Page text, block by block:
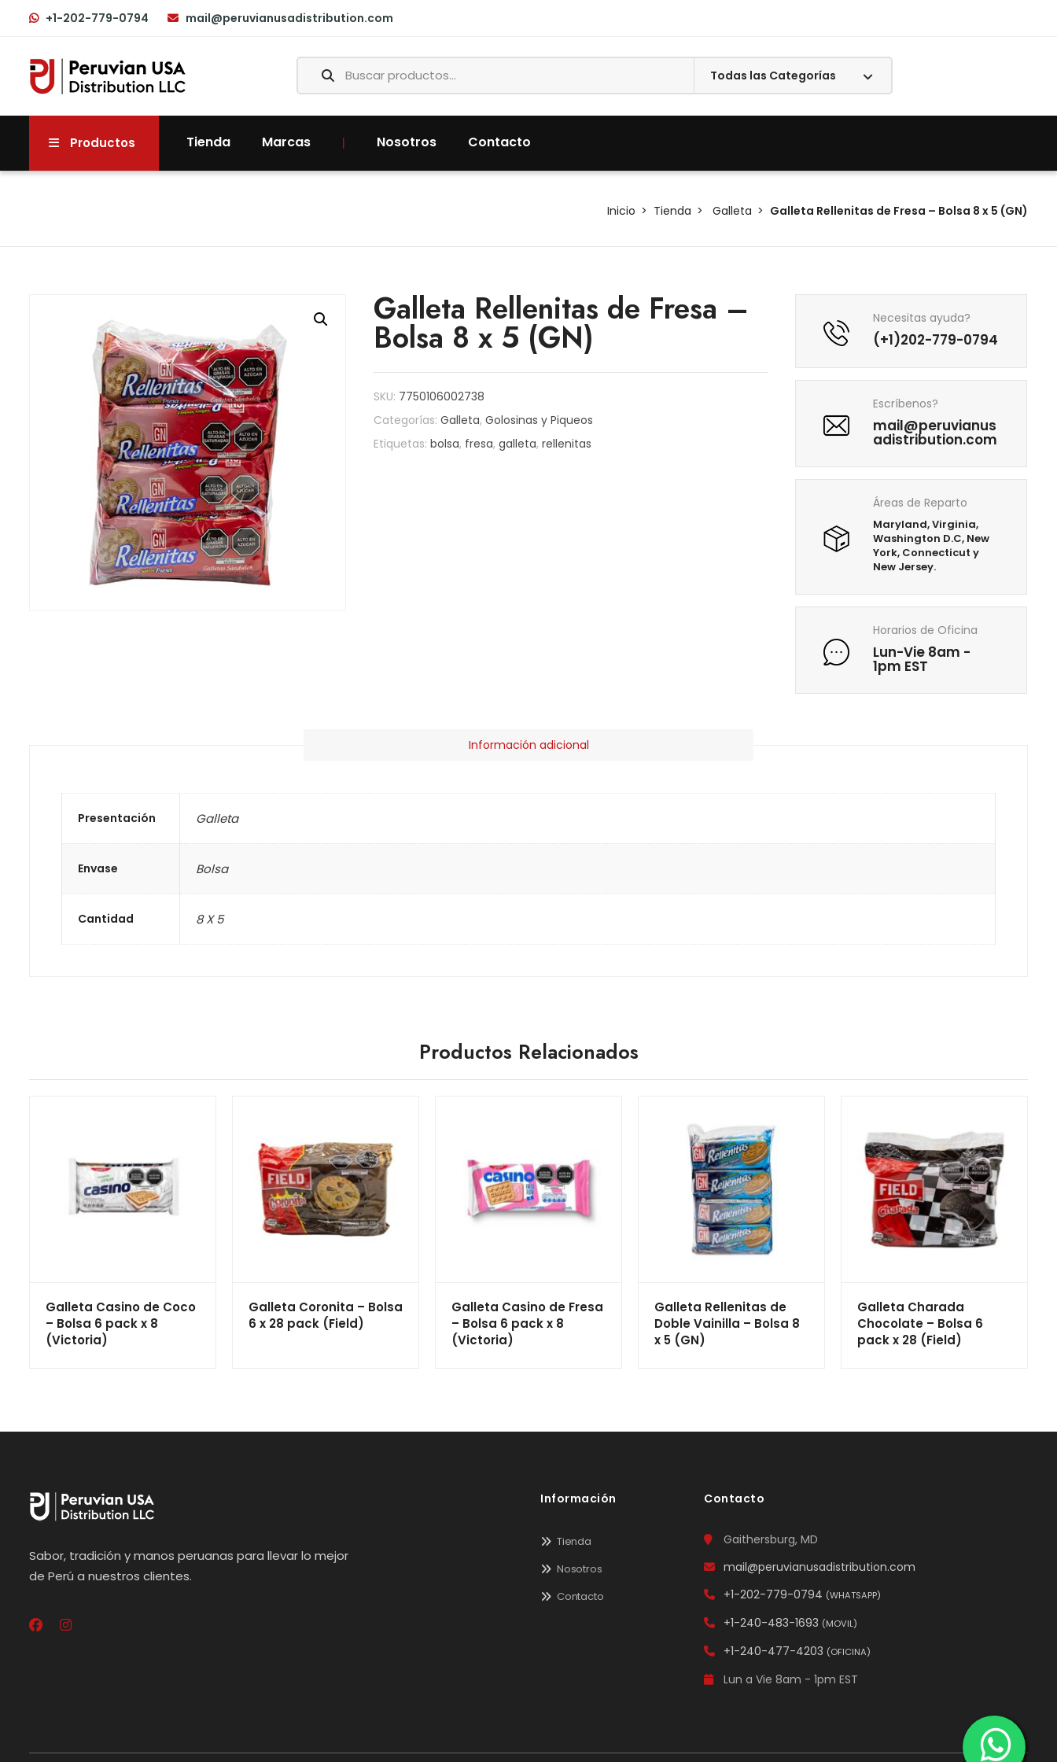
+1-202-779-0794 mail@peruvianusadistribution.com
Productos Tienda Marcas Nosotros Contacto
Inicio Tienda Galleta Galleta Rellenitas de Fresa – Bolsa 8 x 5 (GN)
Galleta Rellenitas de Fresa –
Bolsa 8 x 5 (GN)
SKU: 7750106002738
Categorías:Galleta,Golosinas y Piqueos
Etiquetas:bolsa, fresa,galleta,rellenitas
Necesitas ayuda?
(+1)202-779-0794
Escríbenos?
mail@peruvianus
adistribution.com
Áreas de Reparto
Maryland, Virginia,
Washington D.C, New
York, Connecticut y
New Jersey.
Horarios de Oficina
Lun-Vie 8am -
1pm EST
Información adicional
Presentación Galleta
Envase Bolsa
Cantidad 8 X 5
Productos Relacionados
Galleta Casino de Coco
– Bolsa 6 pack x 8
(Victoria)
Galleta Coronita – Bolsa
6 x 28 pack (Field)
Galleta Casino de Fresa
– Bolsa 6 pack x 8
(Victoria)
Galleta Rellenitas de
Doble Vainilla – Bolsa 8
x 5 (GN)
Galleta Charada
Chocolate – Bolsa 6
pack x 28 (Field)
Sabor, tradición y manos peruanas para llevar lo mejor
de Perú a nuestros clientes.
Información
Tienda
Nosotros
Contacto
Contacto
Gaithersburg, MD
mail@peruvianusadistribution.com
+1-202-779-0794 (WHATSAPP)
+1-240-483-1693 (MOVIL)
+1-240-477-4203 (OFICINA)
Lun a Vie 8am - 1pm EST